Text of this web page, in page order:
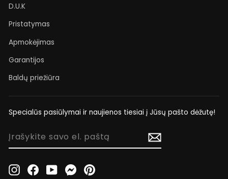
D.U.K
Pristatymas
Apmokėjimas
Garantijos
Baldų priežiūra
Specialūs pasiūlymai ir naujienos tiesiai į Jūsų pašto dėžutę!
ĮRAŠYKITE
PAŠTĄInstagramFacebookYouTubeMessenger